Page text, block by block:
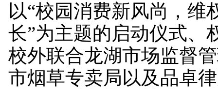
以“校园消费新风尚，维
长”为主题的启动仪式、
校外联合龙湖市场监督
市烟草专卖局以及品卓